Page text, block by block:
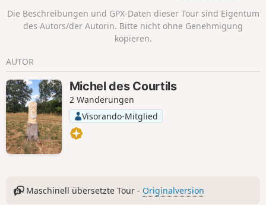
Die Beschreibungen und GPX-Daten dieser Tour sind Eigentum
des Autors/der Autorin. Bitte nicht ohne Genehmigung
kopieren.
AUTOR
Michel des Courtils
2 Wanderungen
Visorando-Mitglied
Maschinell übersetzte Tour - Originalversion